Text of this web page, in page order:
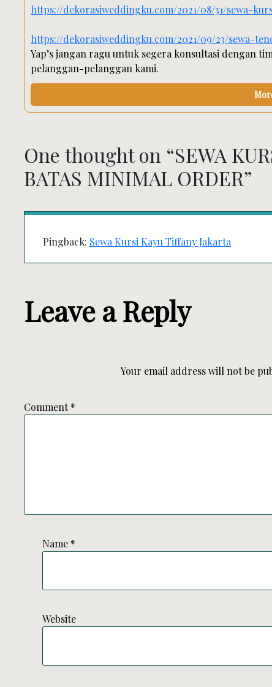
https://dekorasiweddingku.com/2021/08/31/sewa-
https://dekorasiweddingku.com/2021/09/23/sewa-
Yap’s jangan ragu untuk segera konsultasi dengan
pelanggan-pelanggan kami.
One thought on “SEWA
BATAS MINIMAL ORDER”
Pingback: Sewa Kursi Kayu Tiffany Jakarta
Leave a Reply
Your email address will not be
Comment*
Name *
Website